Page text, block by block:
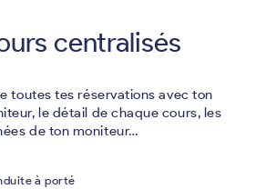
centralisés
toutes tes réservations avec ton
le détail de chaque cours, les
de ton moniteur…
à porté